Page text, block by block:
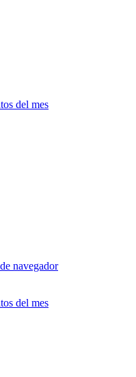
del mes
navegador
del mes